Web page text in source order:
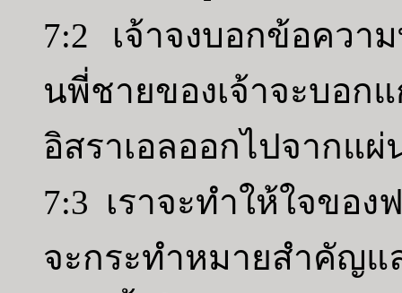
7:2 เจ้าจงบอกข้อควา
นพี่ชายของเจ้าจะบอก
อิสราเอลออกไปจากแ
7:3 เราจะทำให้ใจของ
จะกระทำหมายสำคัญแ